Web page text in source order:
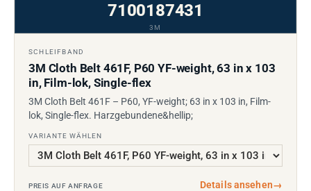
7100187431
3M
SCHLEIFBAND
3M Cloth Belt 461F, P60 YF-weight, 63 in x 103
in, Film-lok, Single-flex
3M Cloth Belt 461F – P60, YF-weight; 63 in x 103 in, Film-
lok, Single-flex. Harzgebundene&hellip;
VARIANTE WÄHLEN
PREIS AUF ANFRAGE Details ansehen→